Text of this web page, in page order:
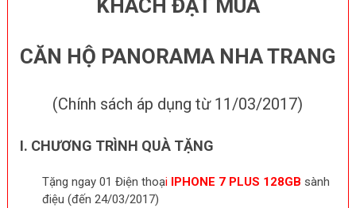
KHÁCH ĐẶT MUA
CĂN HỘ PANORAMA NHA TRANG
(Chính sách áp dụng từ 11/03/2017)
I. CHƯƠNG TRÌNH QUÀ TẶNG
Tặng ngay 01 Điện thoại IPHONE 7 PLUS 128GB sành
điệu (đến 24/03/2017)